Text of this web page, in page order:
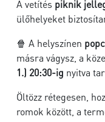
A vetítés piknik
ülőhelyeket
🍿 A helyszínen
másra vágysz, a
1.) 20:30-ig nyitva
Öltözz rétegesen,
romok között, a